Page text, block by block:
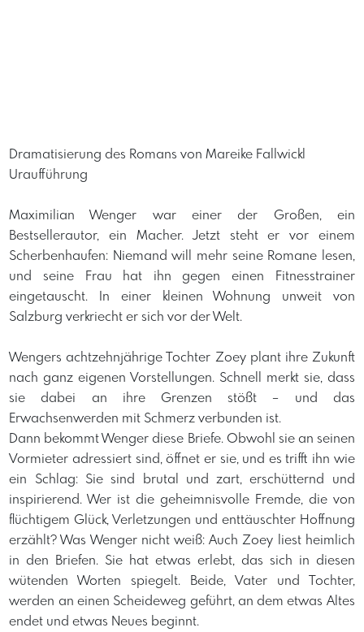
Dramatisierung des Romans von Mareike Fallwickl
Uraufführung
Maximilian Wenger war einer der Großen, ein
Bestsellerautor, ein Macher. Jetzt steht er vor einem
Scherbenhaufen: Niemand will mehr seine Romane lesen,
und seine Frau hat ihn gegen einen Fitnesstrainer
eingetauscht. In einer kleinen Wohnung unweit von
Salzburg verkriecht er sich vor der Welt.
Wengers achtzehnjährige Tochter Zoey plant ihre Zukunft
nach ganz eigenen Vorstellungen. Schnell merkt sie, dass
sie dabei an ihre Grenzen stößt – und das
Erwachsenwerden mit Schmerz verbunden ist.
Dann bekommt Wenger diese Briefe. Obwohl sie an seinen
Vormieter adressiert sind, öffnet er sie, und es trifft ihn wie
ein Schlag: Sie sind brutal und zart, erschütternd und
inspirierend. Wer ist die geheimnisvolle Fremde, die von
flüchtigem Glück, Verletzungen und enttäuschter Hoffnung
erzählt? Was Wenger nicht weiß: Auch Zoey liest heimlich
in den Briefen. Sie hat etwas erlebt, das sich in diesen
wütenden Worten spiegelt. Beide, Vater und Tochter,
werden an einen Scheideweg geführt, an dem etwas Altes
endet und etwas Neues beginnt.